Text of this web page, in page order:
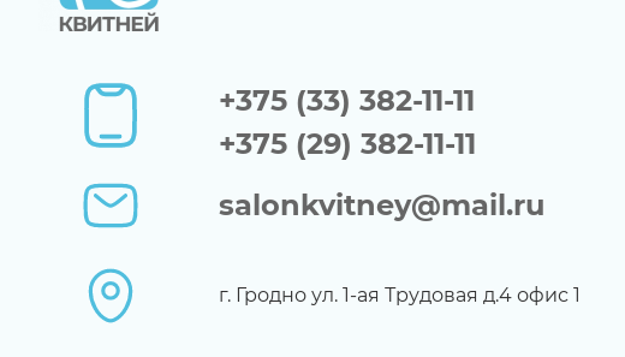
+375 (33) 382-11-11
+375 (29) 382-11-11
salonkvitney@mail.ru
г. Гродно ул. 1-ая Трудовая д.4 офис 1